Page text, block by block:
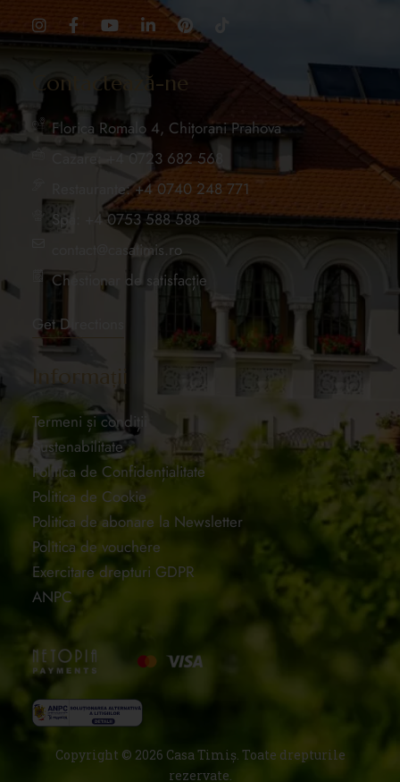
Contactează-ne
Florica Romalo 4, Chițorani Prahova
Cazare: +4 0723 682 568
Restaurante: +4 0740 248 771
Spa: +4 0753 588 588
contact@casatimis.ro
Chestionar de satisfacție
Get Directions
Termeni și condiții
Sustenabilitate
Politica de Confidențialitate
Politica de Cookie
Politica de abonare la Newsletter
Politica de vouchere
Exercitare drepturi GDPR
ANPC
Copyright © 2026 Casa Timiș. Toate drepturile
rezervate.